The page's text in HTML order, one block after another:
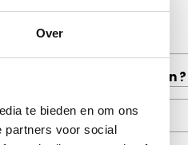
Over
te bieden en om ons
partners voor social
choix ?
la livraison de fret à
dans votre région ?
fréquentes